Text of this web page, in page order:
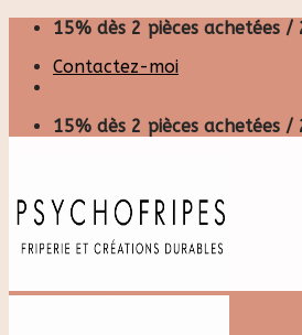
Skip
content
15% dès 2 pièces achetées
Contactez-moi
15% dès 2 pièces achetées